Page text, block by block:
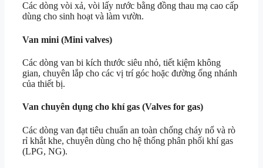
Các dòng vòi xả, vòi lấy nước bằng đồng thau mạ cao cấp
dùng cho sinh hoạt và làm vườn.
Van mini (Mini valves)
Các dòng van bi kích thước siêu nhỏ, tiết kiệm không
gian, chuyên lắp cho các vị trí góc hoặc đường ống nhánh
của thiết bị.
Van chuyên dụng cho khí gas (Valves for gas)
Các dòng van đạt tiêu chuẩn an toàn chống cháy nổ và rò
rỉ khắt khe, chuyên dùng cho hệ thống phân phối khí gas
(LPG, NG).